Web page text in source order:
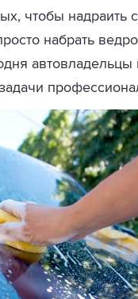
чтобы надраить
набрать